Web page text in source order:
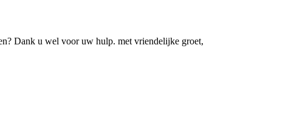
Dank u wel voor uw hulp. met vriendelijke groet,